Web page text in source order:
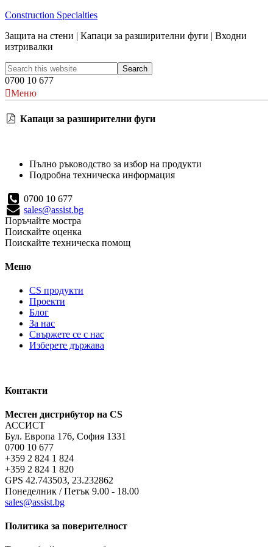
Construction Specialties
Защита на стени | Капаци за разширителни фуги | Входни
изтривалки
0700 10 677
Меню
Капаци за разширителни фуги
Пълно ръководство за избор на продукти
Подробна техническа информация
0700 10 677
sales@assist.bg
Поръчайте мостра
Поискайте оценка
Поискайте техническа помощ
Меню
CS продукти
Проекти
Блог
За нас
Свържете се с нас
Изберете държава
Контакти
Местен дистрибутор на CS
АССИСТ
Бул. Европа 176, София 1331
0700 10 677
+359 2 824 1 824
+359 2 824 1 820
GPS 42.743503, 23.232862
Понеделник / Петък 9.00 - 18.00
sales@assist.bg
Политика за поверителност